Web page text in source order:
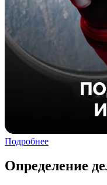
Подробнее
Определение